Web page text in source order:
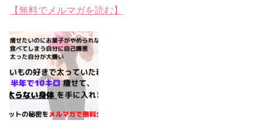
【無料でメルマガを読む】